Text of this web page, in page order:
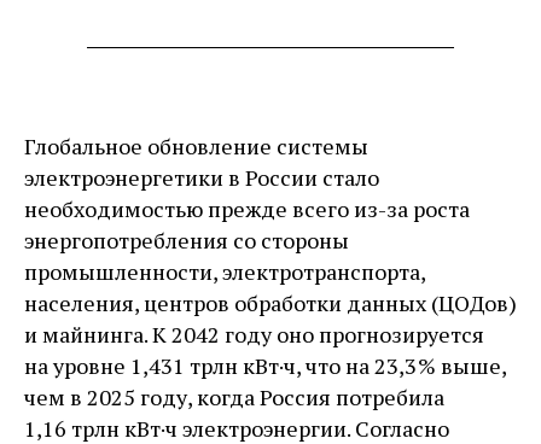
Глобальное обновление системы
электроэнергетики в России стало
необходимостью прежде всего из-за роста
энергопотребления со стороны
промышленности, электротранспорта,
населения, центров обработки данных (ЦОДов)
и майнинга. К 2042 году оно прогнозируется
на уровне 1,431 трлн кВт·ч, что на 23,3 % выше,
чем в 2025 году, когда Россия потребила
1,16 трлн кВт·ч электроэнергии. Согласно